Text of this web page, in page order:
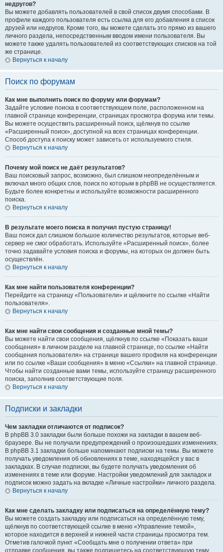
недругов?
Вы можете добавлять пользователей в свой список двумя способами. В
профиле каждого пользователя есть ссылка для его добавления в список
друзей или недругов. Кроме того, вы можете сделать это прямо из вашего
личного раздела, непосредственным вводом имени пользователя. Вы
можете также удалять пользователей из соответствующих списков на той
же странице.
Вернуться к началу
Поиск по форумам
Как мне выполнить поиск по форуму или форумам?
Задайте условие поиска в соответствующем поле, расположенном на
главной странице конференции, страницах просмотра форума или темы.
Вы можете осуществить расширенный поиск, щёлкнув по ссылке
«Расширенный поиск», доступной на всех страницах конференции.
Способ доступа к поиску может зависеть от используемого стиля.
Вернуться к началу
Почему мой поиск не даёт результатов?
Ваш поисковый запрос, возможно, был слишком неопределённым и
включал много общих слов, поиск по которым в phpBB не осуществляется.
Будьте более конкретны и используйте возможности расширенного
поиска.
Вернуться к началу
В результате моего поиска я получил пустую страницу!
Ваш поиск дал слишком большое количество результатов, которые веб-
сервер не смог обработать. Используйте «Расширенный поиск», более
точно задавайте условия поиска и форумы, на которых он должен быть
осуществлён.
Вернуться к началу
Как мне найти пользователя конференции?
Перейдите на страницу «Пользователи» и щёлкните по ссылке «Найти
пользователя».
Вернуться к началу
Как мне найти свои сообщения и созданные мной темы?
Вы можете найти свои сообщения, щёлкнув по ссылке «Показать ваши
сообщения» в личном разделе на главной странице, по ссылке «Найти
сообщения пользователя» на странице вашего профиля на конференции
или по ссылке «Ваши сообщения» в меню «Ссылки» на главной странице.
Чтобы найти созданные вами темы, используйте страницу расширенного
поиска, заполнив соответствующие поля.
Вернуться к началу
Подписки и закладки
Чем закладки отличаются от подписок?
В phpBB 3.0 закладки были больше похожи на закладки в вашем веб-
браузере. Вы не получали предупреждений о произошедших изменениях.
В phpBB 3.1 закладки больше напоминают подписки на темы. Вы можете
получать уведомления об обновлениях в теме, находящейся у вас в
закладках. В случае подписки, вы будете получать уведомления об
изменениях в теме или форуме. Настройки уведомлений для закладок и
подписок можно задать на вкладке «Личные настройки» личного раздела.
Вернуться к началу
Как мне сделать закладку или подписаться на определённую тему?
Вы можете создать закладку или подписаться на определённую тему,
щёлкнув по соответствующей ссылке в меню «Управление темой»,
которое находится в верхней и нижней части страницы просмотра тем.
Отметив галочкой пункт «Сообщать мне о получении ответа» при
отправке сообщения, вы также подпишетесь на соответствующую тему.